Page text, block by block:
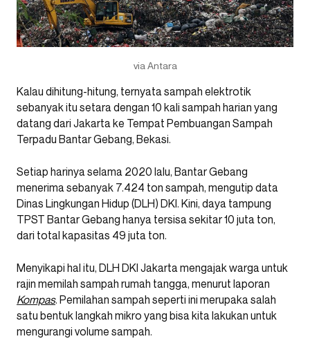
via Antara
Kalau dihitung-hitung, ternyata sampah elektrotik
sebanyak itu setara dengan 10 kali sampah harian yang
datang dari Jakarta ke Tempat Pembuangan Sampah
Terpadu Bantar Gebang, Bekasi.
Setiap harinya selama 2020 lalu, Bantar Gebang
menerima sebanyak 7.424 ton sampah, mengutip data
Dinas Lingkungan Hidup (DLH) DKI. Kini, daya tampung
TPST Bantar Gebang hanya tersisa sekitar 10 juta ton,
dari total kapasitas 49 juta ton.
Menyikapi hal itu, DLH DKI Jakarta mengajak warga untuk
rajin memilah sampah rumah tangga, menurut laporan
Kompas. Pemilahan sampah seperti ini merupaka salah
satu bentuk langkah mikro yang bisa kita lakukan untuk
mengurangi volume sampah.